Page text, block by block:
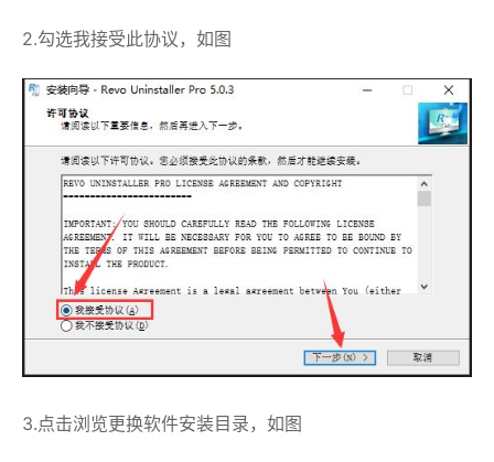
2.勾选我接受此协议，如图
3.点击浏览更换软件安装目录，如图